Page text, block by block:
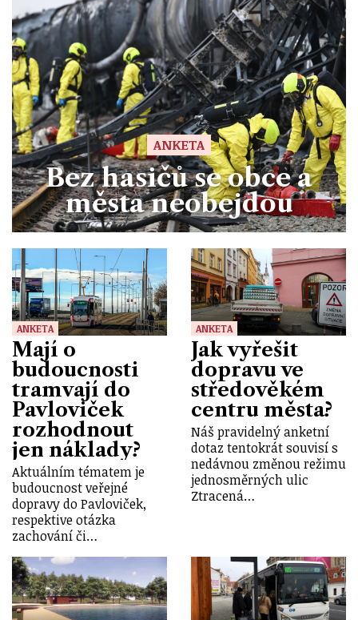
ANKETA
Bez hasičů se obce a
města neobejdou
ANKETA
Mají o
budoucnosti
tramvají do
Pavloviček
rozhodnout
jen náklady?
Aktuálním tématem je
budoucnost veřejné
dopravy do Pavloviček,
respektive otázka
zachování či…
ANKETA
Jak vyřešit
dopravu ve
středověkém
centru města?
Náš pravidelný anketní
dotaz tentokrát souvisí s
nedávnou změnou režimu
jednosměrných ulic
Ztracená…